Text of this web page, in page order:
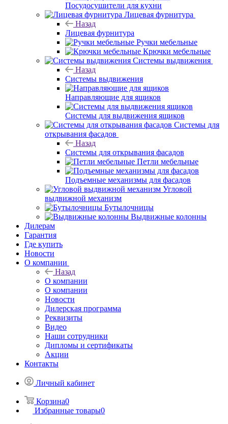
Посудосушители для кухни
Лицевая фурнитура
Назад
Лицевая фурнитура
Ручки мебельные
Крючки мебельные
Системы выдвижения
Назад
Системы выдвижения
Направляющие для ящиков
Системы для выдвижения ящиков
Системы для
открывания фасадов
Назад
Системы для открывания фасадов
Петли мебельные
Подъемные механизмы для фасадов
Угловой
выдвижной механизм
Бутылочницы
Выдвижные колонны
Дилерам
Гарантия
Где купить
Новости
О компании
Назад
О компании
О компании
Новости
Дилерская программа
Реквизиты
Видео
Наши сотрудники
Дипломы и сертификаты
Акции
Контакты
Личный кабинет
Корзина0
Избранные товары0